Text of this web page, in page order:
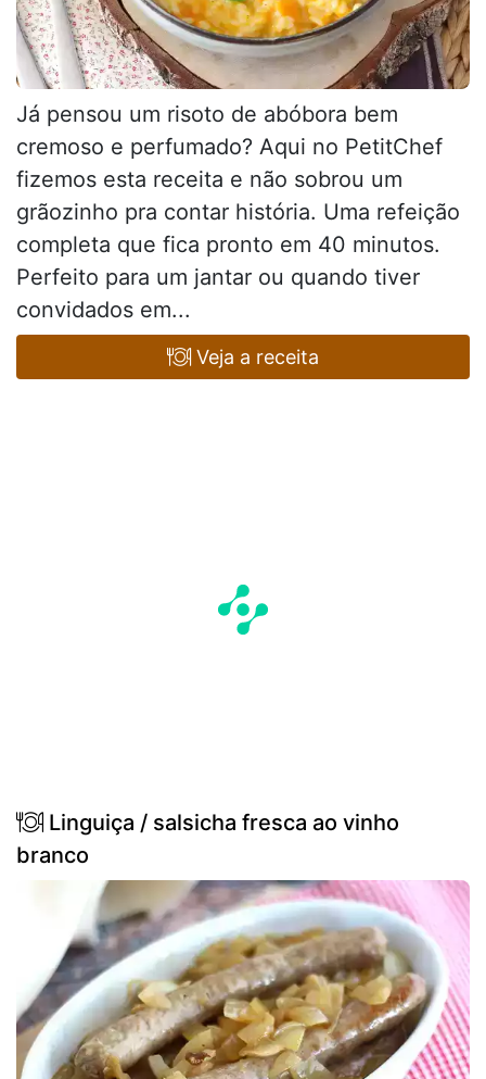
Já pensou um risoto de abóbora bem
cremoso e perfumado? Aqui no PetitChef
fizemos esta receita e não sobrou um
grãozinho pra contar história. Uma refeição
completa que fica pronto em 40 minutos.
Perfeito para um jantar ou quando tiver
convidados em...
Veja a receita
Linguiça / salsicha fresca ao vinho
branco